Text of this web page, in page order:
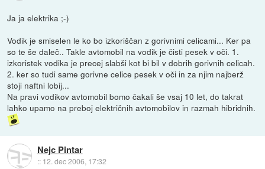
Ja ja elektrika ;-)
Vodik je smiselen le ko bo izkoriščan z gorivnimi celicami... Ker pa
so te še daleč.. Takle avtomobil na vodik je čisti pesek v oči. 1.
izkoristek vodika je precej slabši kot bi bil v dobrih gorivnih celicah.
2. ker so tudi same gorivne celice pesek v oči in za njim najberž
stoji naftni lobij...
Na pravi vodikov avtomobil bomo čakali še vsaj 10 let, do takrat
lahko upamo na preboj električnih avtomobilov in razmah hibridnih.
Nejc Pintar
:: 12. dec 2006, 17:32